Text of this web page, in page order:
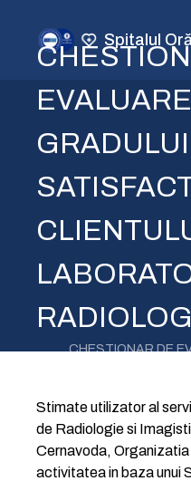
Spitalul
CHESTIONAR DE
Stimate utilizator al
de Radiologie si
Cernavoda,
activitatea in baza unui